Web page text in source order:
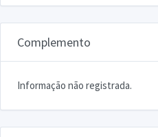
Complemento
Informação não registrada.